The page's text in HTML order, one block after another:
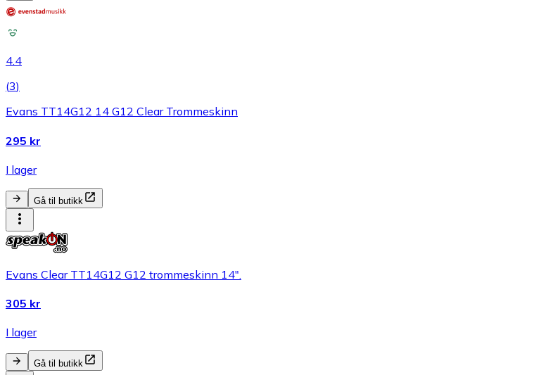
4.4
(3)
Evans TT14G12 14 G12 Clear Trommeskinn
295 kr
I lager
Gå til butikk
Evans Clear TT14G12 G12 trommeskinn 14".
305 kr
I lager
Gå til butikk